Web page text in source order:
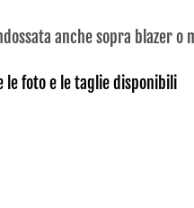
anche sopra blazer
le foto e le taglie disponibili